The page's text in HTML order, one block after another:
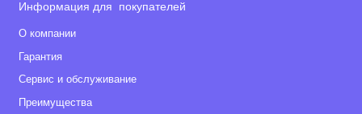
Информация для покупателей
О компании
Гарантия
Сервис и обслуживание
Преимущества